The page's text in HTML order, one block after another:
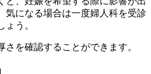
気になる場合は一度婦人科を受診
ょう。
を確認することができます。